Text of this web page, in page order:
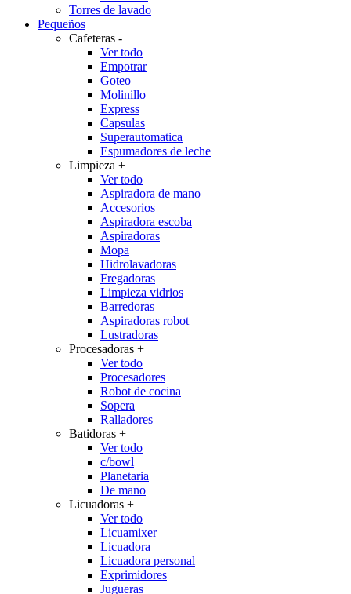
Torres de lavado
Pequeños
Cafeteras -
Ver todo
Empotrar
Goteo
Molinillo
Express
Capsulas
Superautomatica
Espumadores de leche
Limpieza +
Ver todo
Aspiradora de mano
Accesorios
Aspiradora escoba
Aspiradoras
Mopa
Hidrolavadoras
Fregadoras
Limpieza vidrios
Barredoras
Aspiradoras robot
Lustradoras
Procesadoras +
Ver todo
Procesadores
Robot de cocina
Sopera
Ralladores
Batidoras +
Ver todo
c/bowl
Planetaria
De mano
Licuadoras +
Ver todo
Licuamixer
Licuadora
Licuadora personal
Exprimidores
Jugueras